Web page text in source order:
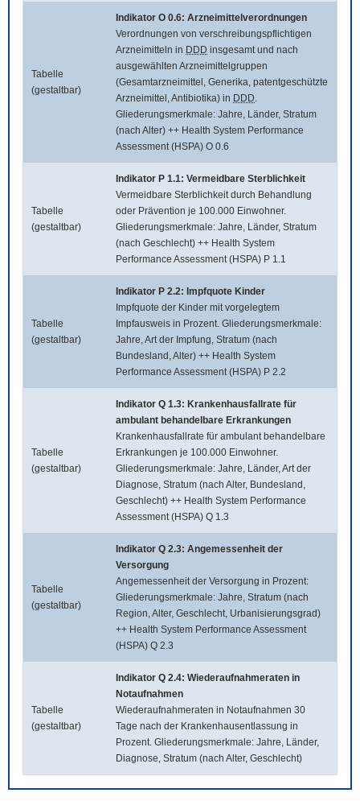
Tabelle
(gestaltbar)
Indikator O 0.6: Arzneimittelverordnungen
Verordnungen von verschreibungspflichtigen
Arzneimitteln in DDD insgesamt und nach
ausgewählten Arzneimittelgruppen
(Gesamtarzneimittel, Generika, patentgeschützte
Arzneimittel, Antibiotika) in DDD.
Gliederungsmerkmale: Jahre, Länder, Stratum
(nach Alter) ++ Health System Performance
Assessment (HSPA) O 0.6
Tabelle
(gestaltbar)
Indikator P 1.1: Vermeidbare Sterblichkeit
Vermeidbare Sterblichkeit durch Behandlung
oder Prävention je 100.000 Einwohner.
Gliederungsmerkmale: Jahre, Länder, Stratum
(nach Geschlecht) ++ Health System
Performance Assessment (HSPA) P 1.1
Tabelle
(gestaltbar)
Indikator P 2.2: Impfquote Kinder
Impfquote der Kinder mit vorgelegtem
Impfausweis in Prozent. Gliederungsmerkmale:
Jahre, Art der Impfung, Stratum (nach
Bundesland, Alter) ++ Health System
Performance Assessment (HSPA) P 2.2
Tabelle
(gestaltbar)
Indikator Q 1.3: Krankenhausfallrate für
ambulant behandelbare Erkrankungen
Krankenhausfallrate für ambulant behandelbare
Erkrankungen je 100.000 Einwohner.
Gliederungsmerkmale: Jahre, Länder, Art der
Diagnose, Stratum (nach Alter, Bundesland,
Geschlecht) ++ Health System Performance
Assessment (HSPA) Q 1.3
Tabelle
(gestaltbar)
Indikator Q 2.3: Angemessenheit der
Versorgung
Angemessenheit der Versorgung in Prozent:
Gliederungsmerkmale: Jahre, Stratum (nach
Region, Alter, Geschlecht, Urbanisierungsgrad)
++ Health System Performance Assessment
(HSPA) Q 2.3
Tabelle
(gestaltbar)
Indikator Q 2.4: Wiederaufnahmeraten in
Notaufnahmen
Wiederaufnahmeraten in Notaufnahmen 30
Tage nach der Krankenhausentlassung in
Prozent. Gliederungsmerkmale: Jahre, Länder,
Diagnose, Stratum (nach Alter, Geschlecht)